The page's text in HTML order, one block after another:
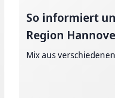
So informiert
Region
Mix aus